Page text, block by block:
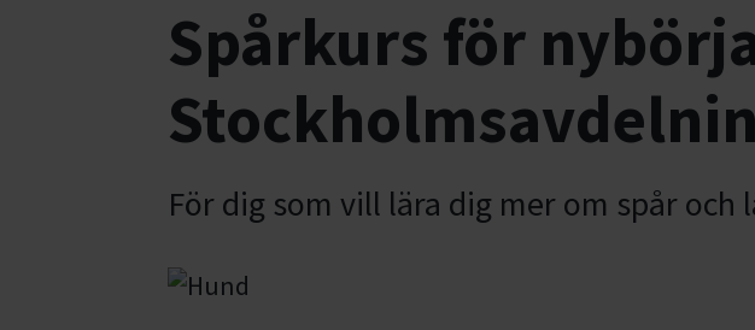
Spårkurs för
För dig som vill lära dig mer om spår och